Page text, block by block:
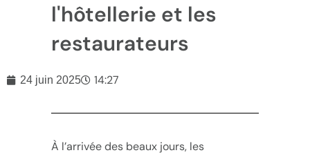
l'hôtellerie et les
restaurateurs
24 juin 2025 14:27
À l’arrivée des beaux jours, les